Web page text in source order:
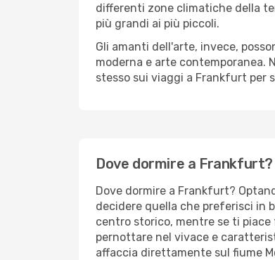
differenti zone climatiche della
più grandi ai più piccoli.
Gli amanti dell'arte, invece,
moderna e arte contemporanea.
stesso sui viaggi a Frankfurt per
Dove dormire a
Dove dormire a Frankfurt?
decidere quella che preferisci in
centro storico, mentre se ti
pernottare nel vivace e
affaccia direttamente sul fiume